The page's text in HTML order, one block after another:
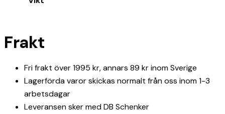
Frakt
Fri frakt över 1995 kr, annars 89 kr inom Sverige
Lagerförda varor skickas normalt från oss inom 1-3
arbetsdagar
Leveransen sker med DB Schenker